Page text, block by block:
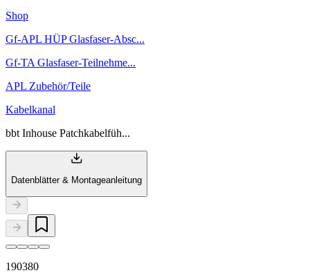
Shop
Gf-APL HÜP Glasfaser-Absc...
Gf-TA Glasfaser-Teilnehme...
APL Zubehör/Teile
Kabelkanal
bbt Inhouse Patchkabelfüh...
Datenblätter & Montageanleitung
190380